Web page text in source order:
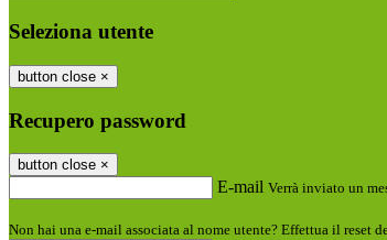
Seleziona utente
button close ×
Recupero password
button close ×
E-mail Verrà inviato un
Non hai una e-mail associata al nome utente? Effettua il reset